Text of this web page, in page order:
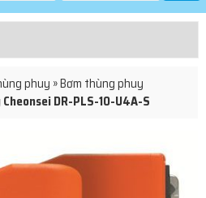
phuy »Bơm thùng phuy
DR-PLS-10-U4A-S